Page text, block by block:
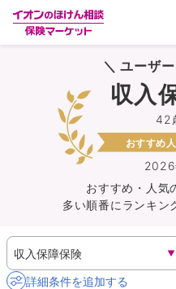
ランキング
保険を比較
保険会社か
イオンカー
キャンペー
＼ ユーザ
2026
42
収入
おすすめ
おすすめ・人気
多い順番にランキン
詳細条件を追加する